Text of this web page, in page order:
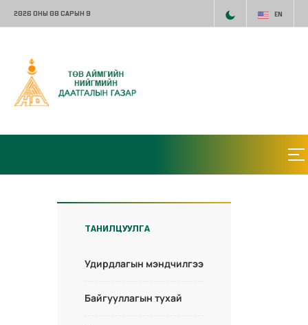
2026 ОНЫ 08 САРЫН 9 EN
ТАНИЛЦУУЛГА
Удирдлагын мэндчилгээ
Байгууллагын тухай